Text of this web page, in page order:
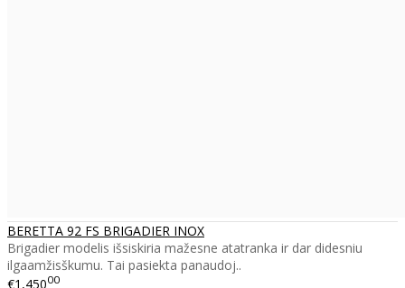
BERETTA 92 FS BRIGADIER INOX
Brigadier modelis išsiskiria mažesne atatranka ir dar didesniu
ilgaamžisškumu. Tai pasiekta panaudoj..
€1,45000